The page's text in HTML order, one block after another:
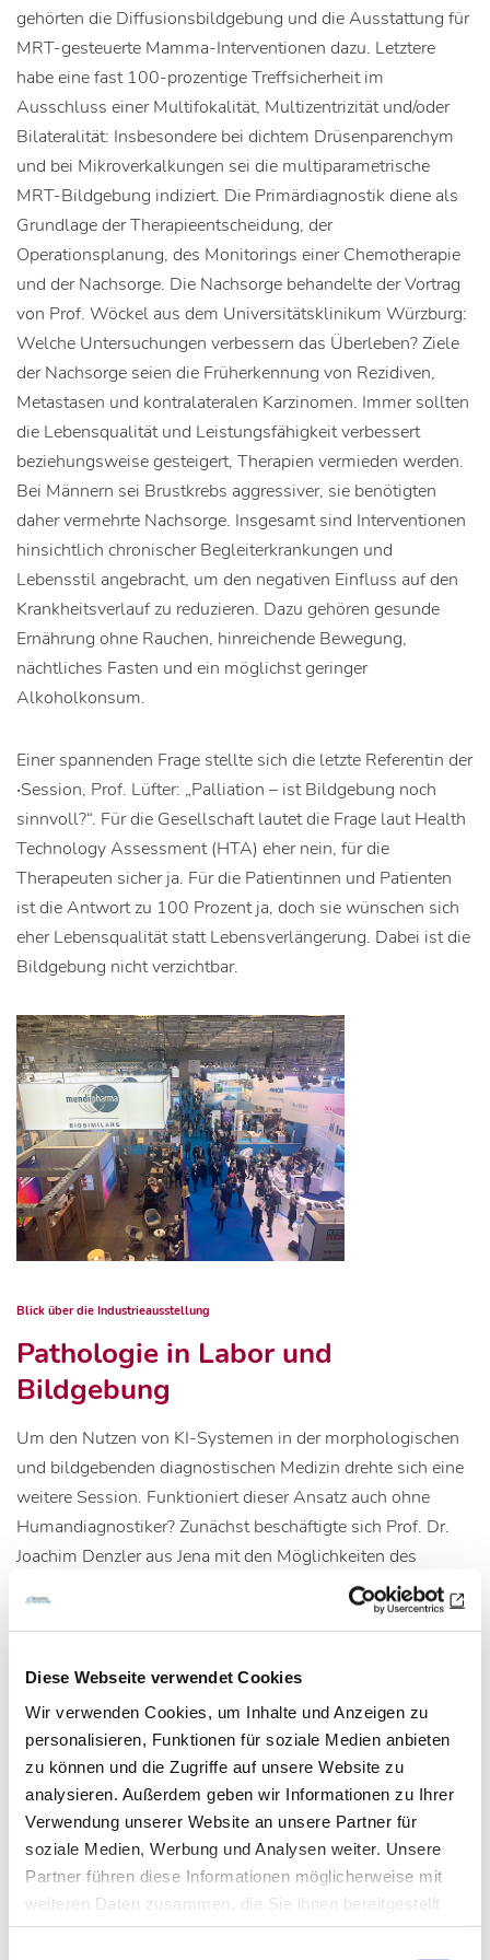
Diese Webseite verwendet Cookies
Wir verwenden Cookies, um Inhalte und Anzeigen zu
personalisieren, Funktionen für soziale Medien anbieten
zu können und die Zugriffe auf unsere Website zu
analysieren. Außerdem geben wir Informationen zu Ihrer
Verwendung unserer Website an unsere Partner für
soziale Medien, Werbung und Analysen weiter. Unsere
Partner führen diese Informationen möglicherweise mit
weiteren Daten zusammen, die Sie ihnen bereitgestellt
haben oder die sie im Rahmen Ihrer Nutzung der Dienste
gehörten die Diffusionsbildgebung und die Ausstattung für
MRT-gesteuerte Mamma-Interventionen dazu. Letztere
habe eine fast 100-prozentige Treffsicherheit im
Ausschluss einer Multifokalität, Multizentrizität und/oder
Bilateralität: Insbesondere bei dichtem Drüsenparenchym
und bei Mikroverkalkungen sei die multiparametrische
MRT-Bildgebung indiziert. Die Primärdiagnostik diene als
Grundlage der Therapieentscheidung, der
Operationsplanung, des Monitorings einer Chemotherapie
und der Nachsorge. Die Nachsorge behandelte der Vortrag
von Prof. Wöckel aus dem Universitätsklinikum Würzburg:
Welche Untersuchungen verbessern das Überleben? Ziele
der Nachsorge seien die Früherkennung von Rezidiven,
Metastasen und kontralateralen Karzinomen. Immer sollten
die Lebensqualität und Leistungsfähigkeit verbessert
beziehungsweise gesteigert, Therapien vermieden werden.
Bei Männern sei Brustkrebs aggressiver, sie benötigten
daher vermehrte Nachsorge. Insgesamt sind Interventionen
hinsichtlich chronischer Begleiterkrankungen und
Lebensstil angebracht, um den negativen Einfluss auf den
Krankheitsverlauf zu reduzieren. Dazu gehören gesunde
Ernährung ohne Rauchen, hinreichende Bewegung,
nächtliches Fasten und ein möglichst geringer
Alkoholkonsum.
Einer spannenden Frage stellte sich die letzte Referentin der
‧Session, Prof. Lüfter: „Palliation – ist Bildgebung noch
sinnvoll?“. Für die Gesellschaft lautet die Frage laut Health
Technology Assessment (HTA) eher nein, für die
Therapeuten sicher ja. Für die Patientinnen und Patienten
ist die Antwort zu 100 Prozent ja, doch sie wünschen sich
eher Lebensqualität statt Lebensverlängerung. Dabei ist die
Bildgebung nicht verzichtbar.
Blick über die Industrieausstellung
Pathologie in Labor und
Bildgebung
Um den Nutzen von KI-Systemen in der morphologischen
und bildgebenden diagnostischen Medizin drehte sich eine
weitere Session. Funktioniert dieser Ansatz auch ohne
Humandiagnostiker? Zunächst beschäftigte sich Prof. Dr.
Joachim Denzler aus Jena mit den Möglichkeiten des
Einsatzes von KI in der bildgestützten Diagnostik. Das E-
Health-Zentrum für Krebstherapien an der Friedrich-
maschinelle Lernen, beispielsweise zur Erzeugung von
Arztberichten. Ferner nutzen die Jenaer eine bildbasierte
Suche nach Patienten mit ähnlichen Befunden und
Vergleichsfällen. Dabei entscheidet die Maschine nicht, sie
schlägt nur vor und erklärt. So erhält der Arzt zusätzliche
Informationen für seine Entscheidung, und die Integration
von Wissen hilft ihm, den Vorschlag zu verstehen. Da die
Methoden der KI mächtig sind und der Einsatz für den
klinischen Alltag noch nicht in allen Bereichen absehbar